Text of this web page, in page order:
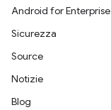
Android for Enterprise
Sicurezza
Source
Notizie
Blog